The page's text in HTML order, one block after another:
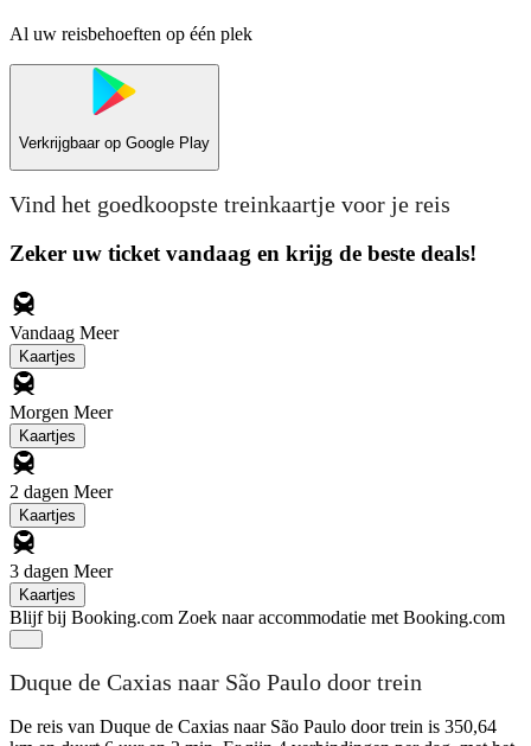
Al uw reisbehoeften op één plek
Verkrijgbaar op Google Play
Vind het goedkoopste treinkaartje voor je reis
Zeker uw ticket vandaag en krijg de beste deals!
Vandaag Meer
Kaartjes
Morgen Meer
Kaartjes
2 dagen Meer
Kaartjes
3 dagen Meer
Kaartjes
Blijf bij Booking.com Zoek naar accommodatie met Booking.com
Duque de Caxias naar São Paulo door trein
De reis van Duque de Caxias naar São Paulo door trein is 350,64